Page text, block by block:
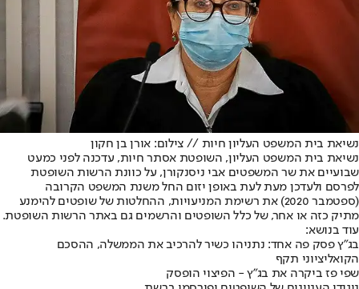
נשיאת בית המשפט העליון חיות // צילום: אורן בן חקון
נשיאת בית המשפט העליון, השופטת אסתר חיות, עדכנה לפני כמעט
שבועיים את שר המשפטים אבי ניסנקורן, על כוונת הרשות השופטת
לפרסם ולעדכן מעת לעת באופן יזום החל משנת המשפט הקרובה
(ספטמבר 2020) את רשימת המניעויות, ההחלטות של שופטים להימנע
מתיק כזה או אחר, של כלל השופטים והרשמים גם באתר הרשות השופטת.
עוד בנושא:
בג"ץ פסק פה אחד: נתניהו כשיר להרכיב את הממשלה, ההסכם
הקואליציוני תקף
שפי פז ביקרה את בג"ץ - הפיצוי הופסק